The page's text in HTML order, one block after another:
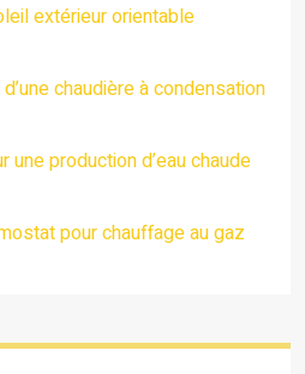
extérieur orientable
chaudière à condensation
production d’eau chaude
pour chauffage au gaz